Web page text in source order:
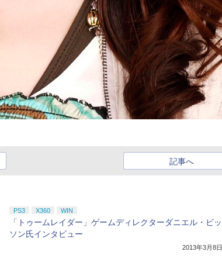
記事へ
PS3 X360 WIN
「トゥームレイダー」ゲームディレクターダニエル・ビッ
ソン氏インタビュー
2013年3月8日